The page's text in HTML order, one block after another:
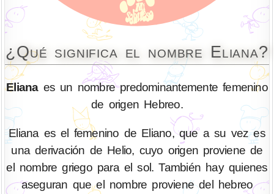
¿Qué significa el nombre Eliana?
Elianaes un nombre predominantemente femenino
de origen Hebreo.
Eliana es el femenino de Eliano, que a su vez es
una derivación de Helio, cuyo origen proviene de
el nombre griego para el sol. También hay quienes
aseguran que el nombre proviene del hebreo